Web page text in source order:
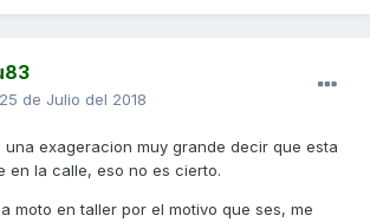
25 de Julio del 2018
una exageracion muy grande decir que esta
en la calle, eso no es cierto.
moto en taller por el motivo que ses, me